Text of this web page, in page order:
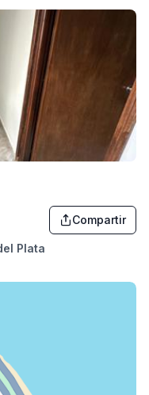
Compartir
Plata